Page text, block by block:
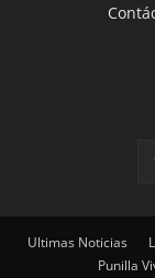
Ultimas Noticias
Punilla